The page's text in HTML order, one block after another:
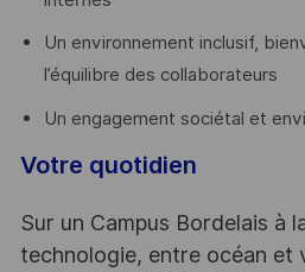
Un environnement inclusif,
l’équilibre des collaborateurs
Un engagement sociétal et
Votre quotidien
Sur un Campus Bordelais à
technologie, entre océan et